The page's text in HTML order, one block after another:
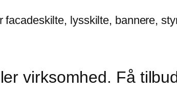
lysskilte, bannere,
virksomhed. Få